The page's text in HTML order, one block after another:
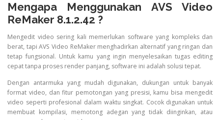
Mengapa Menggunakan AVS Video
ReMaker 8.1.2.42 ?
Mengedit video sering kali memerlukan software yang kompleks dan
berat, tapi AVS Video ReMaker menghadirkan alternatif yang ringan dan
tetap fungsional. Untuk kamu yang ingin menyelesaikan tugas editing
cepat tanpa proses render panjang, software ini adalah solusi tepat.
Dengan antarmuka yang mudah digunakan, dukungan untuk banyak
format video, dan fitur pemotongan yang presisi, kamu bisa mengedit
video seperti profesional dalam waktu singkat. Cocok digunakan untuk
membuat kompilasi, memotong adegan yang tidak diinginkan, atau